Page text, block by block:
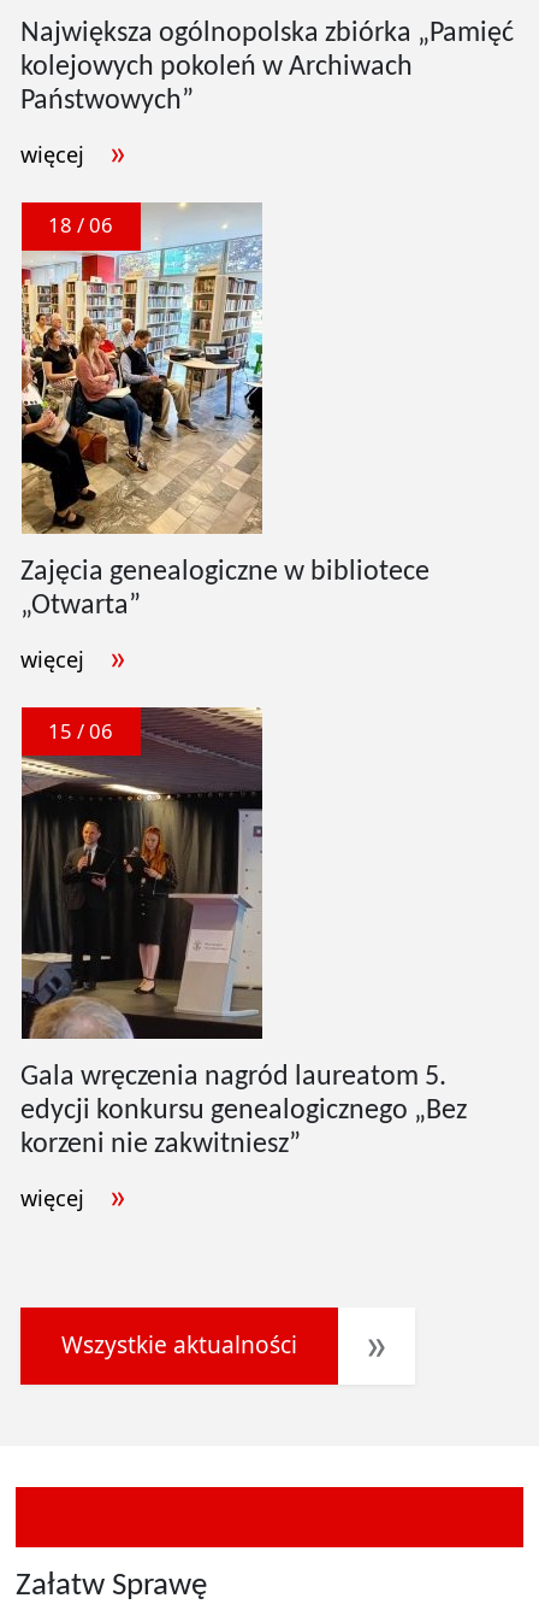
Największa ogólnopolska zbiórka „Pamięć
kolejowych pokoleń w Archiwach
Państwowych”
więcej
18 / 06
Zajęcia genealogiczne w bibliotece
„Otwarta”
więcej
15 / 06
Gala wręczenia nagród laureatom 5.
edycji konkursu genealogicznego „Bez
korzeni nie zakwitniesz”
więcej
Wszystkie aktualności
Załatw Sprawę